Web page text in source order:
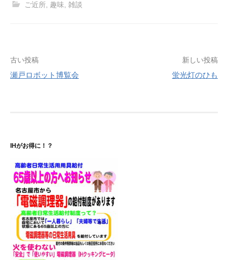
ご近所 趣味 雑談
投
稿
シ
ョ
ン
古い投稿
瀬戸ロボット博覧会
新しい投稿
蛍光灯のひも
IHがお得に！？